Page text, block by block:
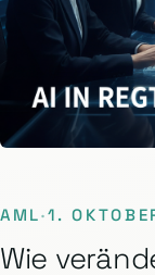
AML·1.
Wie